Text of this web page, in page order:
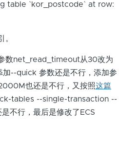
table `kor_postcode` at row:
。
数net_read_timeout从30改为
--quick 参数还是不行，添加参
也还是不行，又按照这篇
tables --single-transaction --
不行，最后是修改了ECS